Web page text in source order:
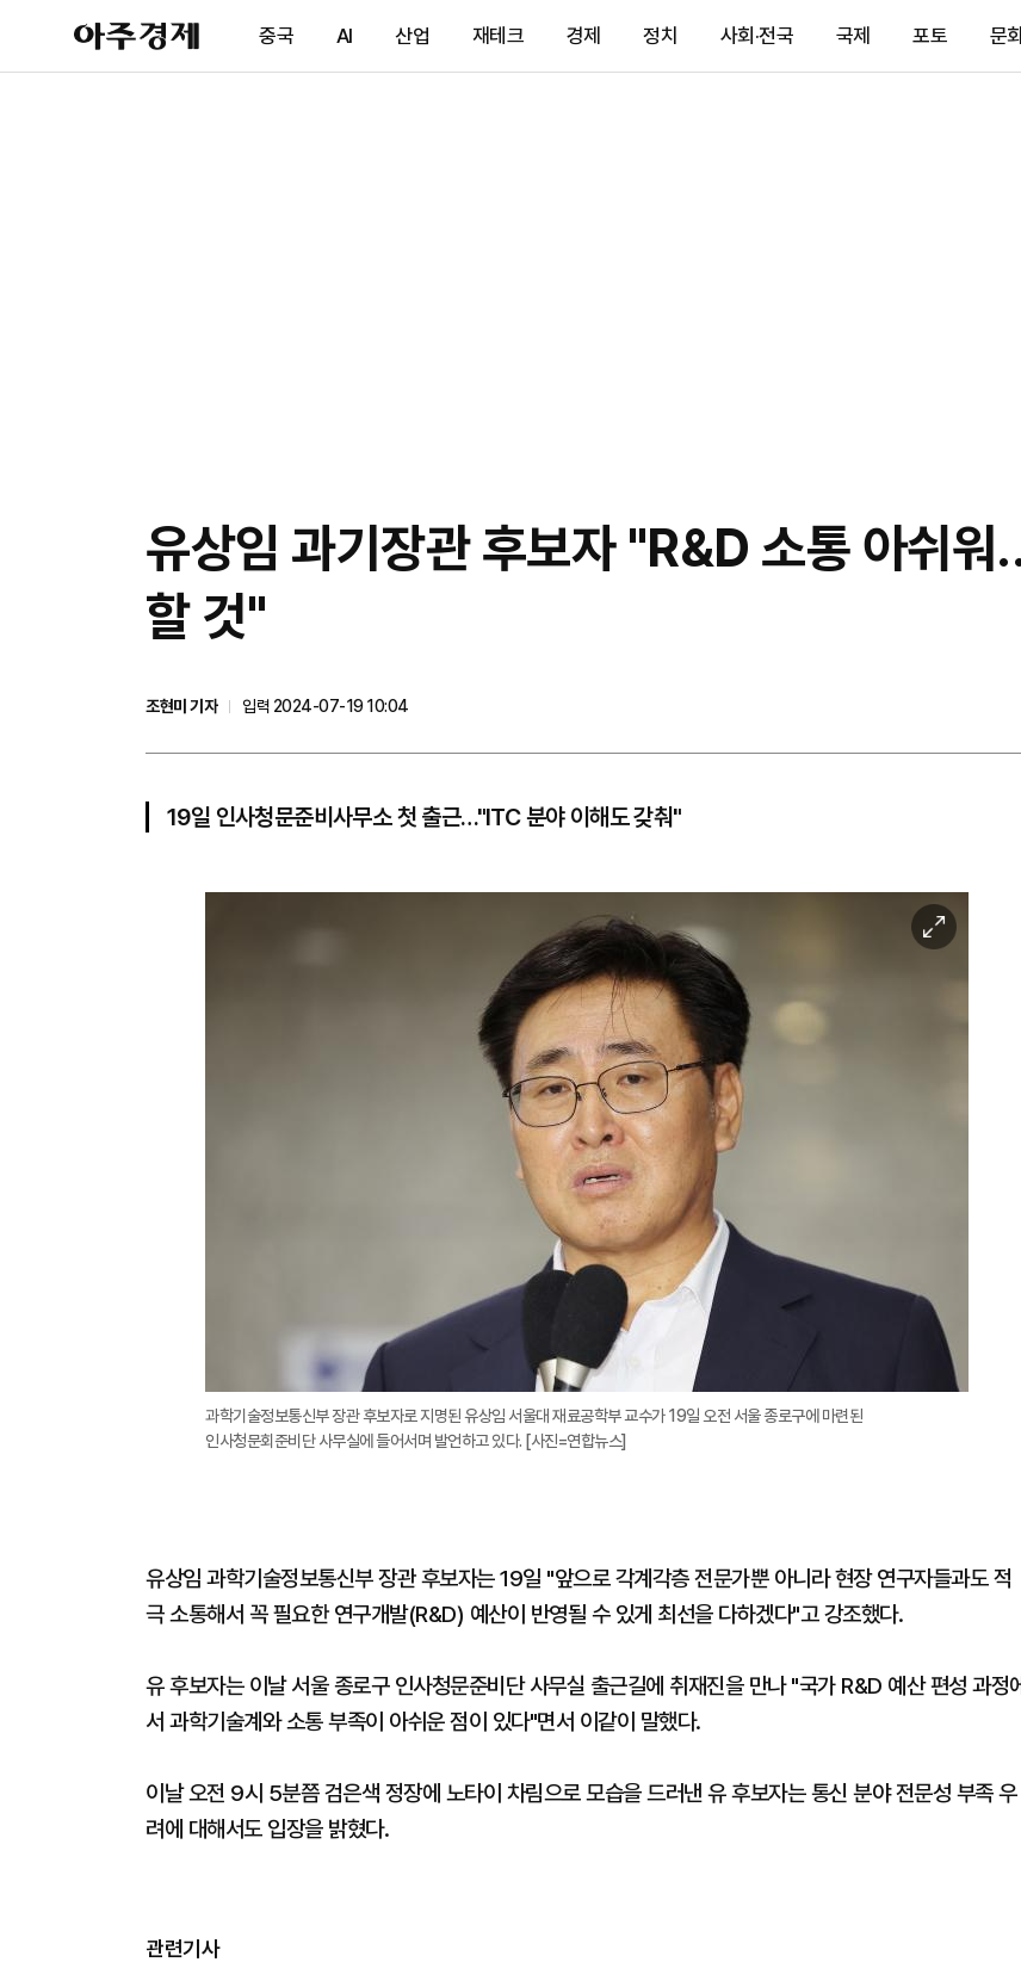
아
주
제
중국 AI 산업 재테크 경제 정치 사회·전국 국제 포토 문
유상임 과기장관 후보자 "R&D 소통 아쉬워
할 것"
조현미 기자
입력 2024-07-19 10:04
19일 인사청문준비사무소 첫 출근…"ITC 분야 이해도 갖춰"
이
미
과학기술정보통신부 장관 후보자로 지명된 유상임 서울대 재료공학부 교수가 19일 오전 서울 종로구에 마련된
인사청문회준비단 사무실에 들어서며 발언하고 있다. [사진=연합뉴스]
유상임 과학기술정보통신부 장관 후보자는 19일 "앞으로 각계각층 전문가뿐 아니라 현장 연구자들과도 적
극 소통해서 꼭 필요한 연구개발(R&D) 예산이 반영될 수 있게 최선을 다하겠다"고 강조했다.
유 후보자는 이날 서울 종로구 인사청문준비단 사무실 출근길에 취재진을 만나 "국가 R&D 예산 편성 과정
서 과학기술계와 소통 부족이 아쉬운 점이 있다"면서 이같이 말했다.
이날 오전 9시 5분쯤 검은색 정장에 노타이 차림으로 모습을 드러낸 유 후보자는 통신 분야 전문성 부족 우
려에 대해서도 입장을 밝혔다.
관련기사